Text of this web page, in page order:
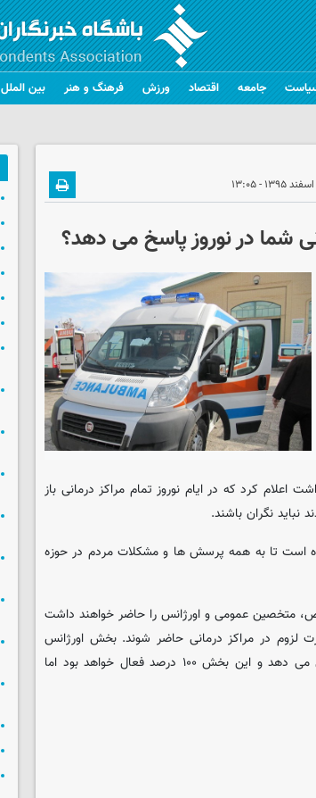
جامعه اقتصاد ورزش فرهنگ و هنر بین الملل
شما در نوروز پاسخ می دهد؟
اعلام کرد که در ایام نوروز تمام مراکز درمانی باز
نباید نگران باشند.
تعطیلات آماده است تا به همه پرسش ها و مشکلات مردم در حوزه
متخصین عمومی و اورژانس را حاضر خواهند داشت
لزوم در مراکز درمانی حاضر شوند. بخش اورژانس
عمده حجم مراجعات نوروزی ما را به خود اختصاص می دهد و این بخش ۱۰۰ درصد فعال خواهد بود اما